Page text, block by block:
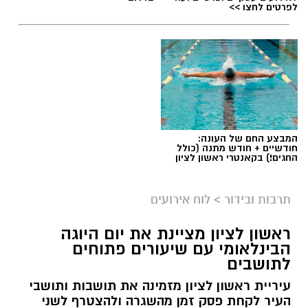
חדשותי? מצאתם טעות בכתבה? נשמח שתשתפו
אותנו
עיריית ראשון לציון
לפרטים לחצו >>
המבצע החם של העונה:
חודשיים + חודש מתנה (כולל
החגים!) בקאנטרי ראשון לציון
תרבות ובידור > לוח אירועים
ראשון לציון מציינת את יום היוגה
הבינלאומי עם שיעורים פתוחים
לתושבים
עיריית ראשון לציון מזמינה את תושבות ותושבי
העיר לקחת פסק זמן מהשגרה ולהצטרף לשני